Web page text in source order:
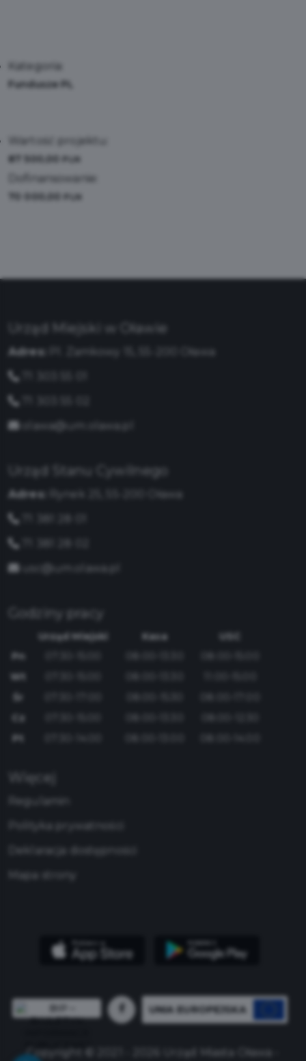
Kategoria:
Fundusze PL
Wartość projektu:
87 500,00
Dofinansowanie:
70 000,00
Urząd Miejski w Oławie
Adres:
Pl. Zamkowy 15, 55-200 Oława
olawa@um.olawa.pl
Urząd Stanu Cywilnego
Adres:
Rynek 25, 55-200 Oława
usc@um.olawa.pl
Godziny pracy
Urząd Miejski Kasa
USC
Pn
Wt
Śr
Cz
Pt
Więcej
Regulamin
Polityka prywatności
Deklaracja dostępności
Mapa strony
UNIA EUROPEJSKA
Copyright © 2021 - 2026 Urząd Miasta Oława -